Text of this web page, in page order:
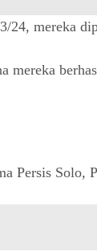
mereka
mereka
Persis Solo,